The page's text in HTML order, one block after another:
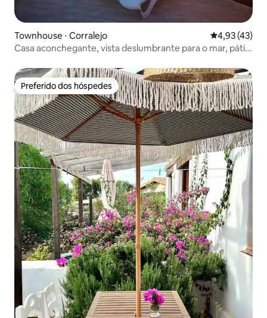
Townhouse ⋅ Corralejo 4,93 de uma
4,93 (43)
Casa aconchegante, vista deslumbrante para o mar, pátio
Preferido dos hóspedes
Preferido dos hóspedes